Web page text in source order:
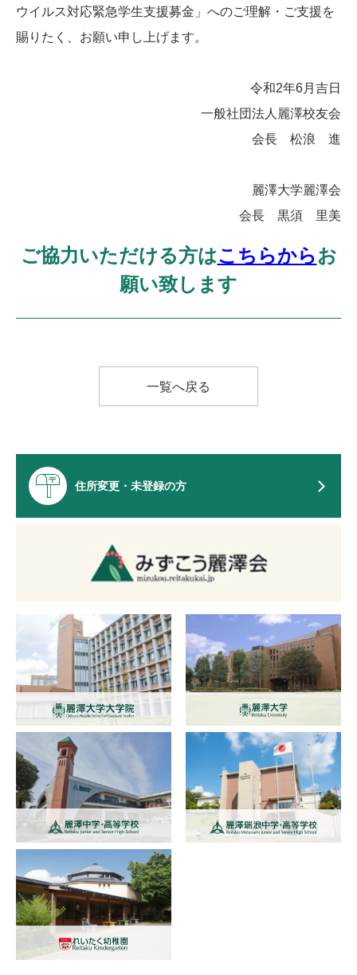
ウイルス対応緊急学生支援募金」へのご理解・ご支援を
賜りたく、お願い申し上げます。
令和2年6月吉日
一般社団法人麗澤校友会
会長 松浪 進
麗澤大学麗澤会
会長 黒須 里美
ご協力いただける方はこちらからお
願い致します
一覧へ戻る
住所変更・未登録の方